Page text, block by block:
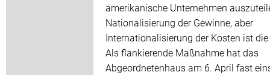
amerikanische Unternehmen
Nationalisierung der Gewinne, aber
Internationalisierung der Kosten ist die
Als flankierende Maßnahme hat das
Abgeordnetenhaus am 6. April fast